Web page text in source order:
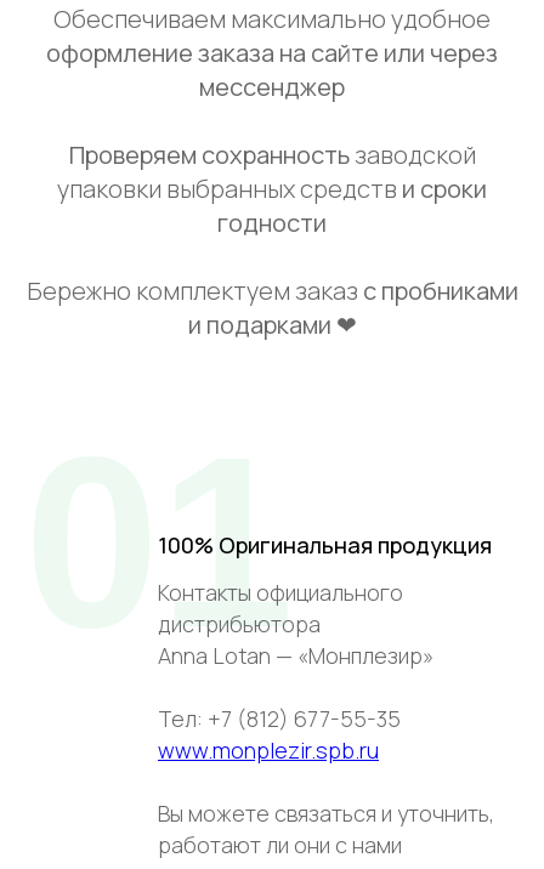
Обеспечиваем максимально удобное
оформление заказа на сайте или через
мессенджер
Проверяем сохранностьзаводской
упаковки выбранных средств и сроки
годности
Бережно комплектуем заказ с пробниками
и подарками ❤
100% Оригинальная продукция
Контакты официального
дистрибьютора
Anna Lotan — «Монплезир»
Тел: +7 (812) 677-55-35
www.monplezir.spb.ru
Вы можете связаться и уточнить,
работают ли они с нами
01